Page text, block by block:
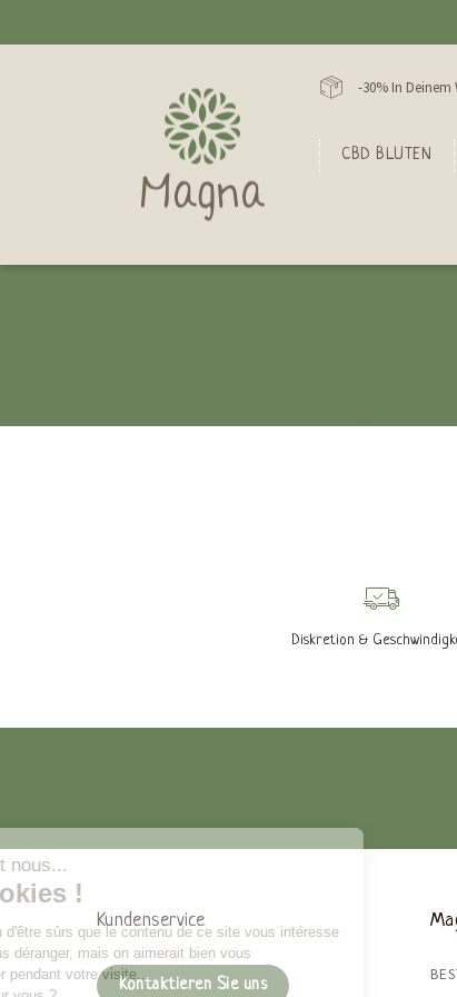
-30% In Deinem
CBD BLUTEN
Diskretion &
Kundenservice
Kontaktieren Sie uns